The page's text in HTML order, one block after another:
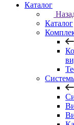
Каталог
Каталог